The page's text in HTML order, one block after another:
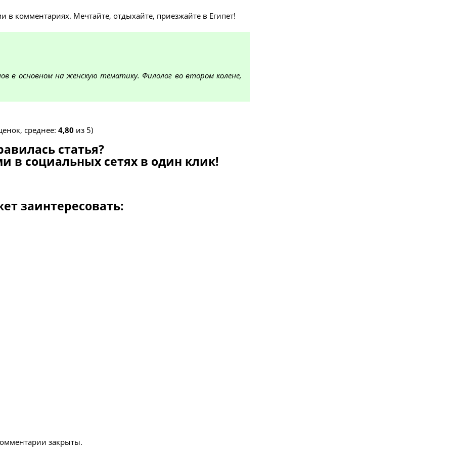
в комментариях. Мечтайте, отдыхайте, приезжайте в Египет!
в основном на женскую тематику. Филолог во втором колене,
среднее: 4,80 из 5)
статья?
в социальных сетях в один клик!
заинтересовать:
закрыты.